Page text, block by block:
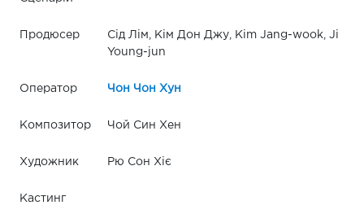
Продюсер
Сід Лім, Кім Дон Джу, Kim Jang-wook, Ji
Young-jun
Оператор Чон Чон Хун
Композитор Чой Син Хен
Художник Рю Сон Хіє
Кастинг